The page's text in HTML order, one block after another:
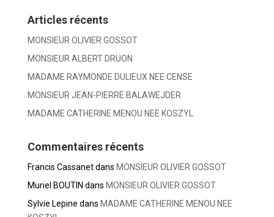
Articles récents
MONSIEUR OLIVIER GOSSOT
MONSIEUR ALBERT DRUON
MADAME RAYMONDE DULIEUX NEE CENSE
MONSIEUR JEAN-PIERRE BALAWEJDER
MADAME CATHERINE MENOU NEE KOSZYL
Commentaires récents
Francis Cassanetdans MONSIEUR OLIVIER GOSSOT
Muriel BOUTIN dans MONSIEUR OLIVIER GOSSOT
Sylvie Lepine dans MADAME CATHERINE MENOU NEE